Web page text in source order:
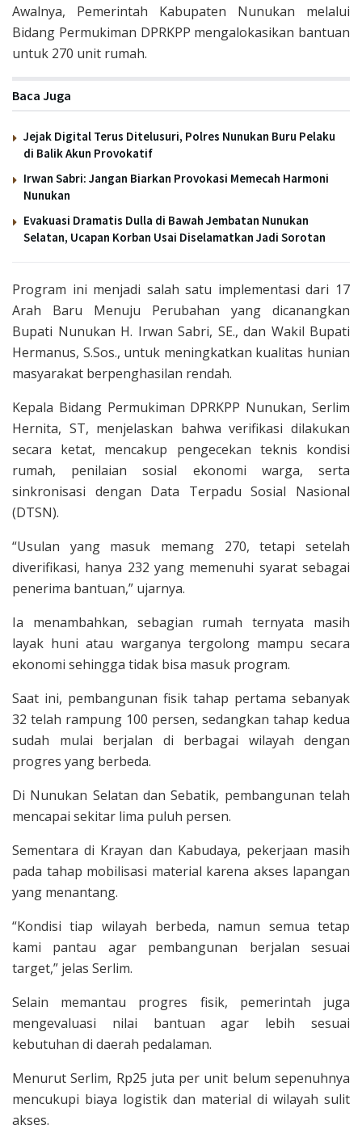
Awalnya, Pemerintah Kabupaten Nunukan melalui
Bidang Permukiman DPRKPP mengalokasikan bantuan
untuk 270 unit rumah.
Baca Juga
Jejak Digital Terus Ditelusuri, Polres Nunukan Buru Pelaku
di Balik Akun Provokatif
Irwan Sabri: Jangan Biarkan Provokasi Memecah Harmoni
Nunukan
Evakuasi Dramatis Dulla di Bawah Jembatan Nunukan
Selatan, Ucapan Korban Usai Diselamatkan Jadi Sorotan
Program ini menjadi salah satu implementasi dari 17
Arah Baru Menuju Perubahan yang dicanangkan
Bupati Nunukan H. Irwan Sabri, SE., dan Wakil Bupati
Hermanus, S.Sos., untuk meningkatkan kualitas hunian
masyarakat berpenghasilan rendah.
Kepala Bidang Permukiman DPRKPP Nunukan, Serlim
Hernita, ST, menjelaskan bahwa verifikasi dilakukan
secara ketat, mencakup pengecekan teknis kondisi
rumah, penilaian sosial ekonomi warga, serta
sinkronisasi dengan Data Terpadu Sosial Nasional
(DTSN).
“Usulan yang masuk memang 270, tetapi setelah
diverifikasi, hanya 232 yang memenuhi syarat sebagai
penerima bantuan,” ujarnya.
Ia menambahkan, sebagian rumah ternyata masih
layak huni atau warganya tergolong mampu secara
ekonomi sehingga tidak bisa masuk program.
Saat ini, pembangunan fisik tahap pertama sebanyak
32 telah rampung 100 persen, sedangkan tahap kedua
sudah mulai berjalan di berbagai wilayah dengan
progres yang berbeda.
Di Nunukan Selatan dan Sebatik, pembangunan telah
mencapai sekitar lima puluh persen.
Sementara di Krayan dan Kabudaya, pekerjaan masih
pada tahap mobilisasi material karena akses lapangan
yang menantang.
“Kondisi tiap wilayah berbeda, namun semua tetap
kami pantau agar pembangunan berjalan sesuai
target,” jelas Serlim.
Selain memantau progres fisik, pemerintah juga
mengevaluasi nilai bantuan agar lebih sesuai
kebutuhan di daerah pedalaman.
Menurut Serlim, Rp25 juta per unit belum sepenuhnya
mencukupi biaya logistik dan material di wilayah sulit
akses.